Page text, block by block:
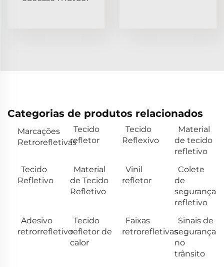
Categorias de produtos relacionados
Marcações
Retrorefletivas
Tecido
refletor
Tecido
Reflexivo
Material
de tecido
refletivo
Tecido
Refletivo
Material
de Tecido
Refletivo
Vinil
refletor
Colete
de
segurança
refletivo
Adesivo
retrorrefletivo
Tecido
refletor de
calor
Faixas
retrorefletivas
Sinais de
segurança
no
trânsito